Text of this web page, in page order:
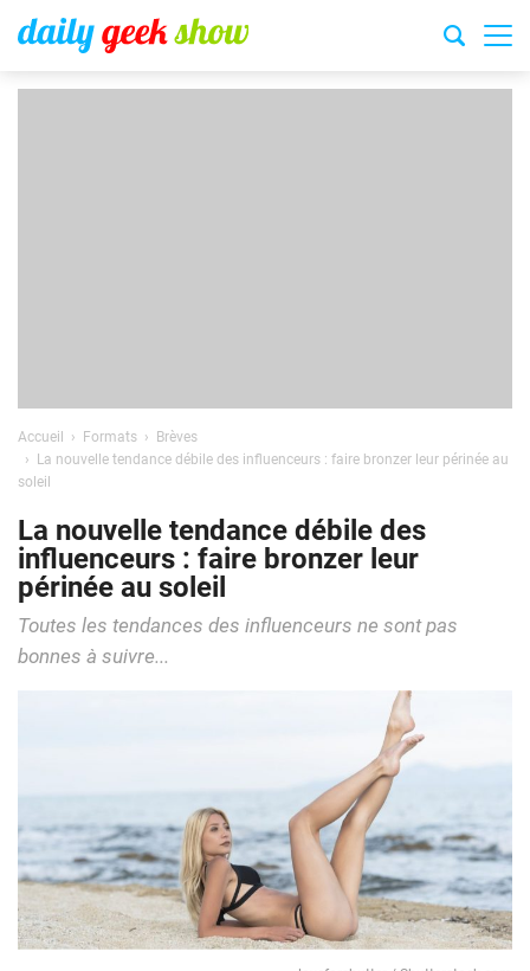
Accueil Formats
Brèves
La nouvelle tendance débile des influenceurs : faire bronzer leur périnée au
soleil
La nouvelle tendance débile des
influenceurs : faire bronzer leur
périnée au soleil
Toutes les tendances des influenceurs ne sont pas
bonnes à suivre...